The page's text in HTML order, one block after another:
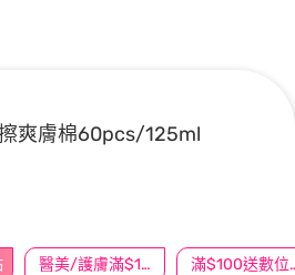
爽膚棉60pcs/125ml
醫美/護膚滿$1200送$200 滿